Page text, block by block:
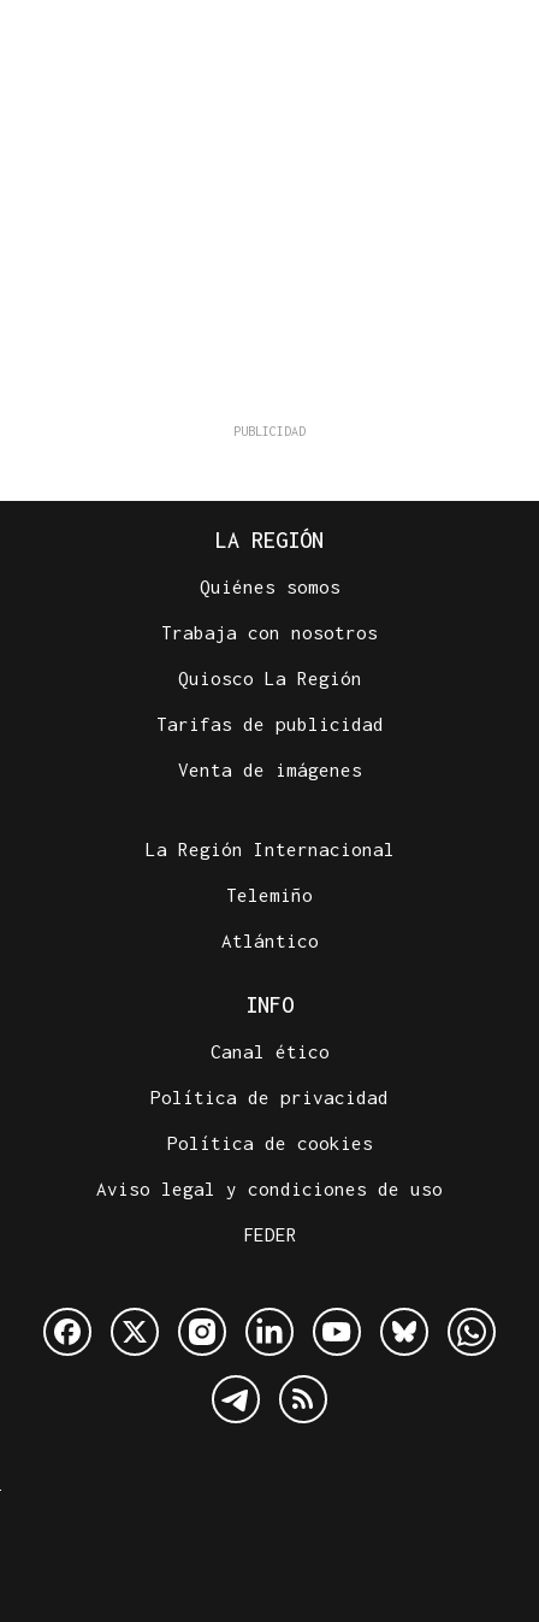
LA REGIÓN
Quiénes somos
Trabaja con nosotros
Quiosco La Región
Tarifas de publicidad
Venta de imágenes
La Región Internacional
Telemiño
Atlántico
INFO
Canal ético
Política de privacidad
Política de cookies
Aviso legal y condiciones de uso
FEDER